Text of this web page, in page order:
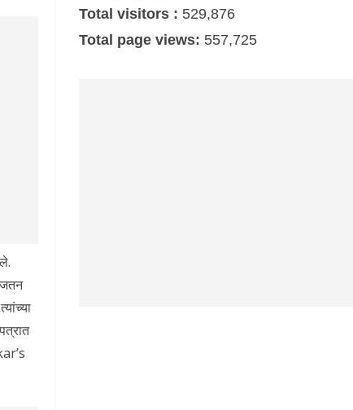
जतन
Total visitors : 529,876
Total page views: 557,725